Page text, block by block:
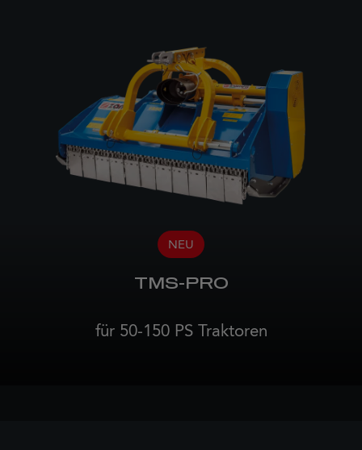
NEU
TMS-PRO
für 50-150 PS Traktoren